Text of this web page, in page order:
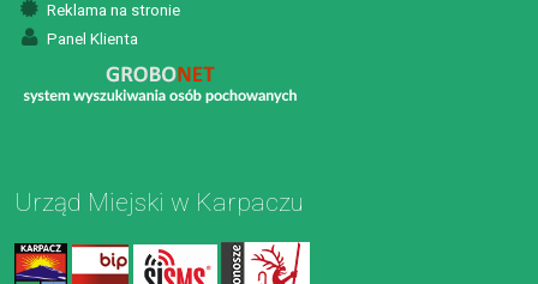
Reklama na stronie
Panel Klienta
Urząd Miejski w Karpaczu